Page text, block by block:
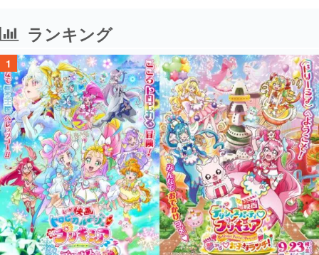
ランキング
1